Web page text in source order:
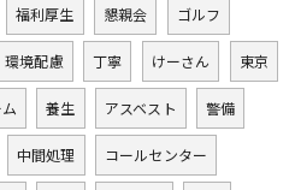
福利厚生 懇親会 ゴルフ
環境配慮 丁寧 けーさん 東京
養生 アスベスト 警備
中間処理 コールセンター